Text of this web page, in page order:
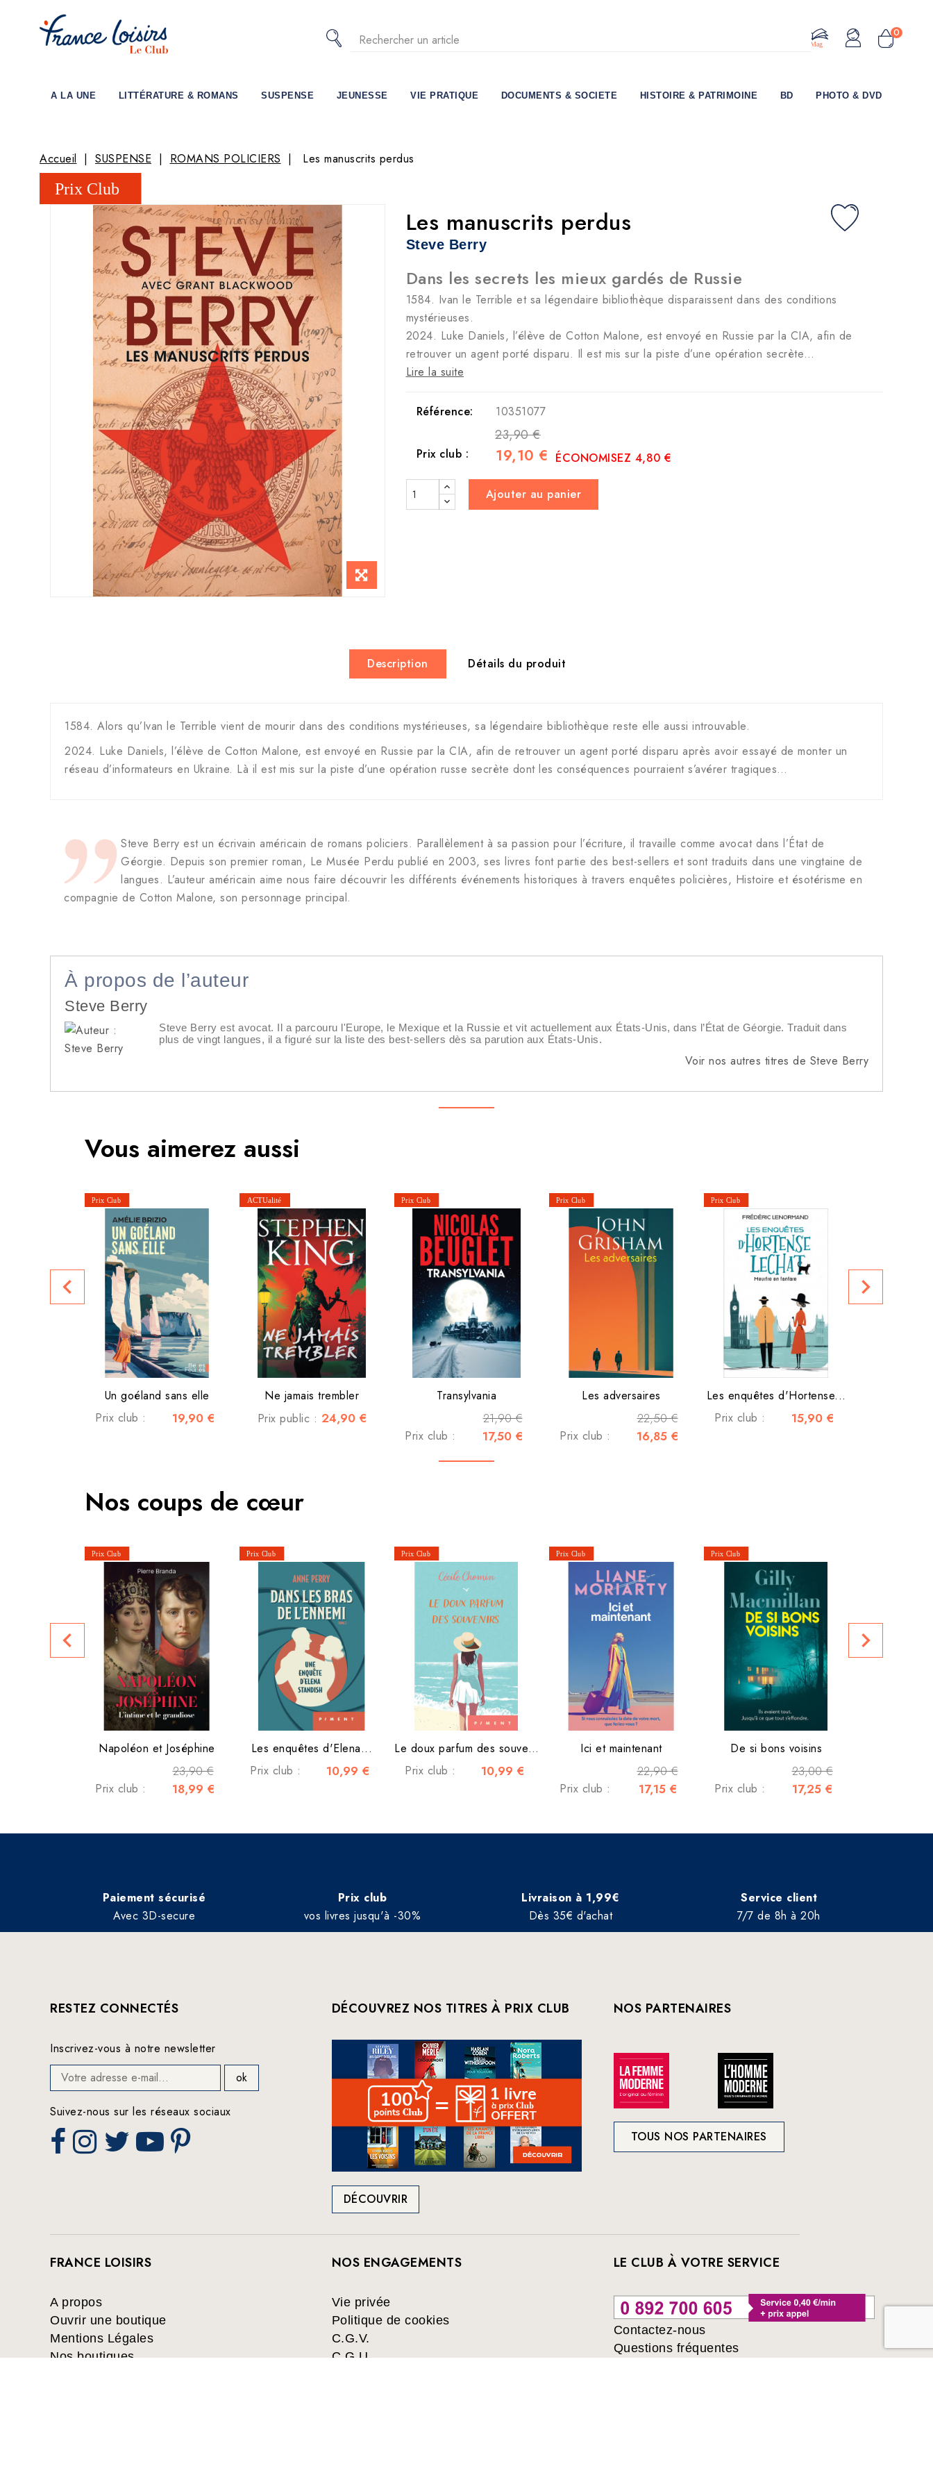
0
Le Mag
A LA UNE LITTÉRATURE & ROMANS SUSPENSE JEUNESSE VIE PRATIQUE DOCUMENTS & SOCIETE HISTOIRE & PATRIMOINE BD PHOTO & DVD
Accueil SUSPENSE ROMANS POLICIERS Les manuscrits perdus
Les manuscrits perdus
Steve Berry
Dans les secrets les mieux gardés de Russie
1584. Ivan le Terrible et sa légendaire bibliothèque disparaissent dans des conditions
mystérieuses.
2024. Luke Daniels, l’élève de Cotton Malone, est envoyé en Russie par la CIA, afin de
retrouver un agent porté disparu. Il est mis sur la piste d’une opération secrète…
Lire la suite
Référence: 10351077
23,90 €
Prix club : 19,10 € ÉCONOMISEZ 4,80 €
Ajouter au panier
Description Détails du produit
1584. Alors qu’Ivan le Terrible vient de mourir dans des conditions mystérieuses, sa légendaire bibliothèque reste elle aussi introuvable.
2024. Luke Daniels, l’élève de Cotton Malone, est envoyé en Russie par la CIA, afin de retrouver un agent porté disparu après avoir essayé de monter un
réseau d’informateurs en Ukraine. Là il est mis sur la piste d’une opération russe secrète dont les conséquences pourraient s’avérer tragiques…
Steve Berry est un écrivain américain de romans policiers. Parallèlement à sa passion pour l’écriture, il travaille comme avocat dans l’État de
Géorgie. Depuis son premier roman, Le Musée Perdu publié en 2003, ses livres font partie des best-sellers et sont traduits dans une vingtaine de
langues. L’auteur américain aime nous faire découvrir les différents événements historiques à travers enquêtes policières, Histoire et ésotérisme en
compagnie de Cotton Malone, son personnage principal.
À propos de l’auteur
Steve Berry
Steve Berry est avocat. Il a parcouru l'Europe, le Mexique et la Russie et vit actuellement aux États-Unis, dans l’État de Géorgie. Traduit dans
plus de vingt langues, il a figuré sur la liste des best-sellers dès sa parution aux États-Unis.
Voir nos autres titres de Steve Berry
Vous aimerez aussi
Un goéland sans elle
Prix club :
19,90 €
Ne jamais trembler
Prix public : 24,90 €
Transylvania
21,90 €
Prix club : 17,50 €
Les adversaires
22,50 €
Prix club : 16,85 €
Les enquêtes d'Hortense...
Prix club :
15,90 €
Prix club :
navigate_before navigate_next
Nos coups de cœur
Napoléon et Joséphine
23,90 €
Prix club : 18,99 €
Les enquêtes d'Elena...
Prix club :
10,99 €
Le doux parfum des souvenirs
Prix club :
10,99 €
Ici et maintenant
22,90 €
Prix club : 17,15 €
De si bons voisins
23,00 €
Prix club : 17,25 €
Prix club :
navigate_before navigate_next
Paiement sécurisé
Avec 3D-secure
Prix club
vos livres jusqu'à -30%
Livraison à 1,99€
Dès 35€ d'achat
Service client
7/7 de 8h à 20h
RESTEZ CONNECTÉS
Inscrivez-vous à notre newsletter
Suivez-nous sur les réseaux sociaux
DÉCOUVREZ NOS TITRES À PRIX CLUB
DÉCOUVRIR
NOS PARTENAIRES
TOUS NOS PARTENAIRES
FRANCE LOISIRS
A propos
Ouvrir une boutique
Mentions Légales
Nos boutiques
NOS ENGAGEMENTS
Vie privée
Politique de cookies
C.G.V.
C.G.U.
LE CLUB À VOTRE SERVICE
Contactez-nous
Questions fréquentes